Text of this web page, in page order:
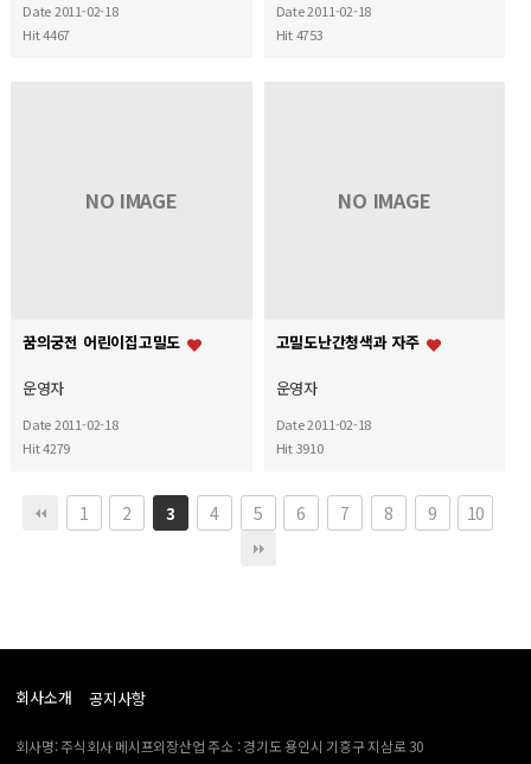
Date 2011-02-18
Hit 4467
Date 2011-02-18
Hit 4753
NO IMAGE
꿈의궁전 어린이집고밀도
운영자
Date 2011-02-18
Hit 4279
NO IMAGE
고밀도난간청색과 자주
운영자
Date 2011-02-18
Hit 3910
1 2 3 4 5 6 7 8 9 10
회사소개 공지사항
회사명: 주식회사 메시프외장산업 주소 : 경기도 용인시 기흥구 지삼로 30